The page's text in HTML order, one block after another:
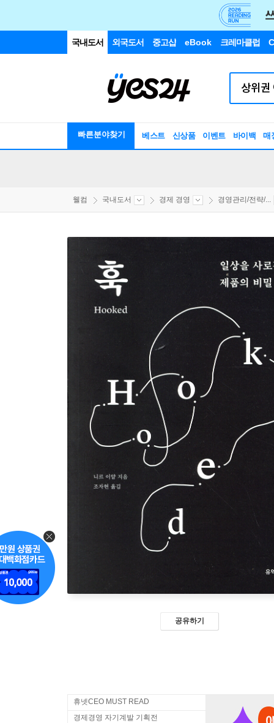
국내도서 외국도서 중고샵 eBook 크레마클럽
빠른분야찾기 베스트 신상품 이벤트 바이백 매
웰컴 국내도서 경제 경영 경영관리/전략/...
공유하기
휴넷CEO MUST READ
경제경영 자기계발 기획전